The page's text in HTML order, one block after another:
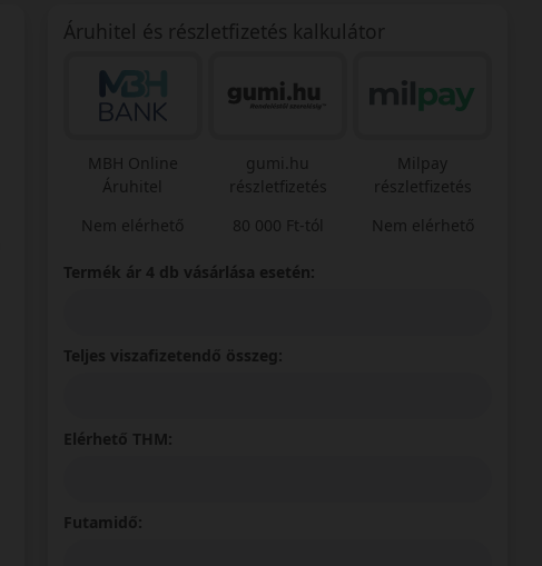
Áruhitel és részletfizetés kalkulátor
MBH Online
Áruhitel
Nem elérhető
gumi.hu
részletfizetés
80 000 Ft-tól
Milpay
részletfizetés
Nem elérhető
Termék ár 4 db vásárlása esetén:
Teljes viszafizetendő összeg:
Elérhető THM:
Futamidő: